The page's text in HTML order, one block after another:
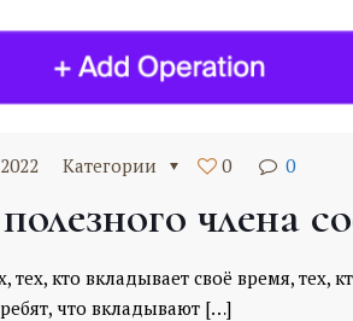
Категории 0 0
члена
кто вкладывает своё время, тех,
ребят, что вкладывают[…]